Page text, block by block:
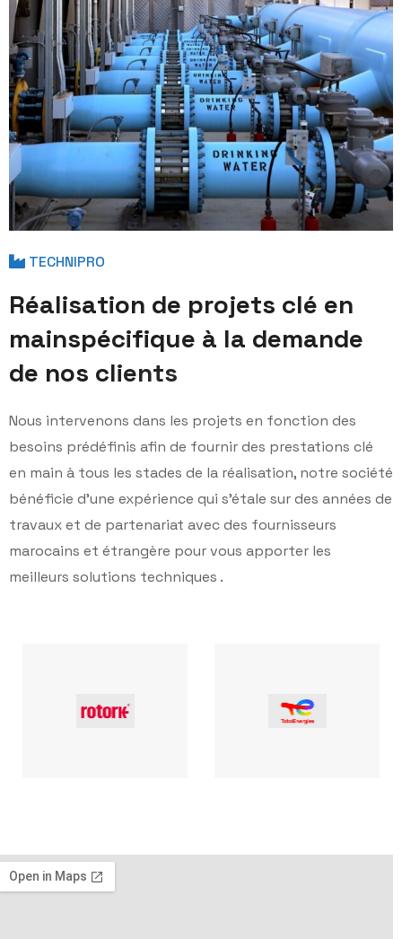
TECHNIPRO
Réalisation de projets clé en
mainspécifique à la demande
de nos clients
Nous intervenons dans les projets en fonction des
besoins prédéfinis afin de fournir des prestations clé
en main à tous les stades de la réalisation, notre société
bénéficie d'une expérience qui s'étale sur des années de
travaux et de partenariat avec des fournisseurs
marocains et étrangère pour vous apporter les
meilleurs solutions techniques .